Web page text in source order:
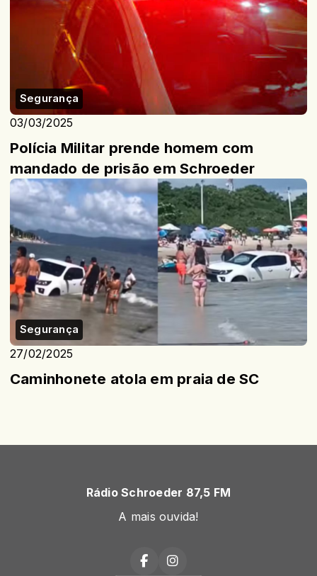
Segurança
03/03/2025
Polícia Militar prende homem com
mandado de prisão em Schroeder
Segurança
27/02/2025
Caminhonete atola em praia de SC
Rádio Schroeder 87,5 FM
A mais ouvida!